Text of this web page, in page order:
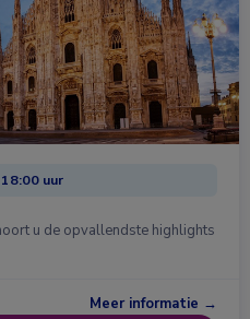
uur
u de opvallendste highlights
Meer informatie →